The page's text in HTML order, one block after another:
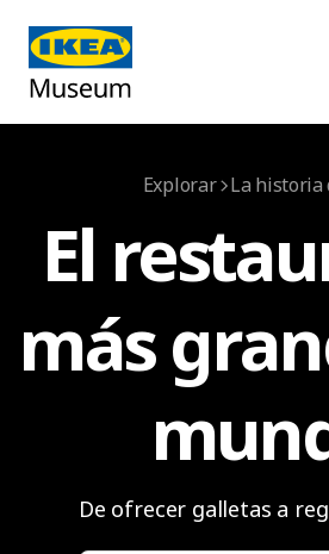
Explorar La historia
El
más
De ofrecer galletas a